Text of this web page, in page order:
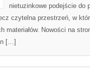
nietuzinkowe podejście do
czytelna przestrzeń, w
materiałów. Nowości na
[…]